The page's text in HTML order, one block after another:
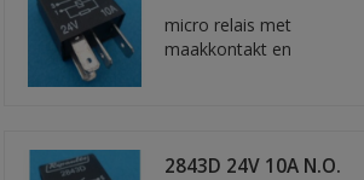
micro relais met
maakkontakt en
2843D 24V 10A N.O.